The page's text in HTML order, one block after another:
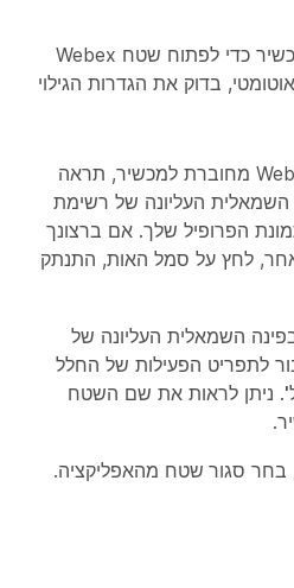
אתה צריך להיות מחובר למכשיר כדי לפתוח שטח Webex
בדוק את הגדרות הגילוי
כאשר אפליקציית Webex מחוברת למכשיר, תראה
השמאלית העליונה של רשימת
הפרופיל שלך. אם ברצונך
לחץ על סמל האות, התנתק
השמאלית העליונה של
לתפריט הפעילות של החלל
. ניתן לראות את שם השטח
בחר סגור שטח מהאפליקציה.